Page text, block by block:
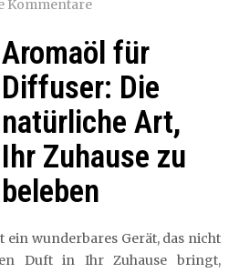
Kommentare
Aromaöl für
Diffuser: Die
natürliche Art,
Ihr Zuhause zu
beleben
ein wunderbares Gerät, das nicht
Duft in Ihr Zuhause bringt,